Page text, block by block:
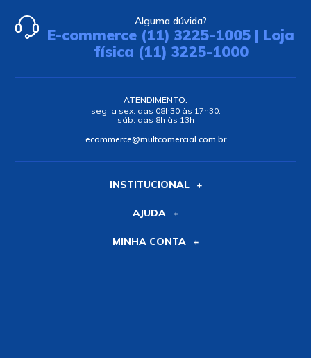
Alguma dúvida?
E-commerce (11) 3225-1005 | Loja
física (11) 3225-1000
ATENDIMENTO:
seg. a sex. das 08h30 às 17h30.
sáb. das 8h às 13h
ecommerce@multcomercial.com.br
INSTITUCIONAL
AJUDA
MINHA CONTA